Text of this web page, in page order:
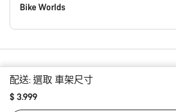
配送: 選取 車架尺寸
$ 3.999
條款 & 細則
法律聲明
資料保護聲明
Canyon Home 科布倫茲
會員福利
Canyon App
現貨自行車
尋找專屬的 Canyon 尺寸
自行車比較
支援中心
服務據點
運送
Bike Worlds
公路
碎石路
Canyon © Copyright – 2026 Canyon Bicycles